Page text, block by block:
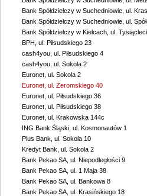
Bank Spółdzielczy w Suchedniowie, ul.
Bank Spółdzielczy w Suchedniowie, ul.
Bank Spółdzielczy w Kielcach, ul.
BPH, ul. Piłsudskiego 23
cash4you, ul. Piłsudskiego 4
cash4you, ul. Sokola 2
Euronet, ul. Sokola 2
Euronet, ul. Żeromskiego 40
Euronet, ul. Piłsudskiego 36
Euronet, ul. Piłsudskiego 38
Euronet, ul. Krakowska 144c
ING Bank Śląski, ul. Kosmonautów 1
Plus Bank, ul. Sokola 10
Kredyt Bank, ul. Sokola 2
Bank Pekao SA, ul. Niepodległości 9
Bank Pekao SA, ul. 1 Maja 38
Bank Pekao SA, ul. Bankowa 8
Bank Pekao SA, ul. Krasińskiego 18